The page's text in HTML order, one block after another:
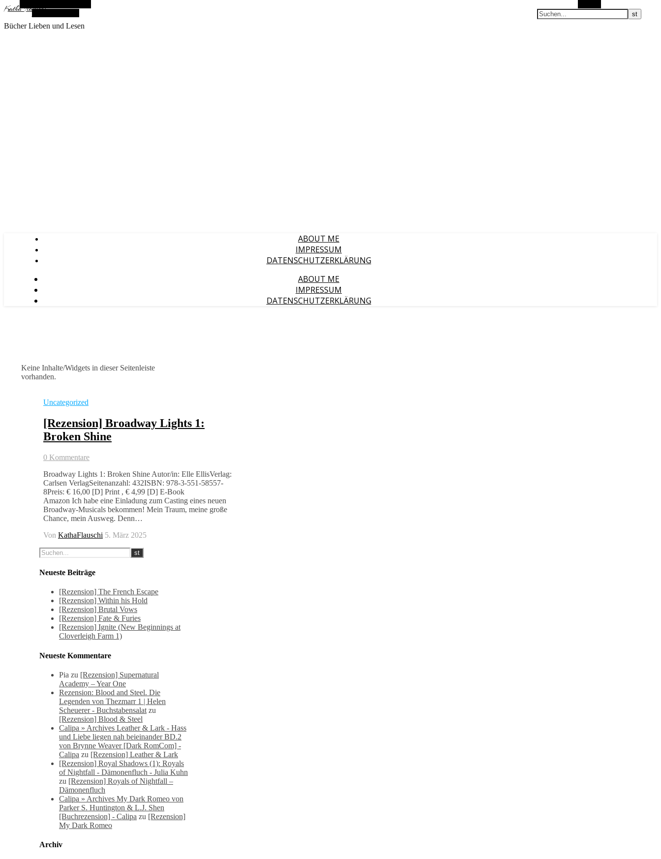
KathaFlauschi
Bücher Lieben und Lesen
Zufallsauswahl
ABOUT ME
IMPRESSUM
DATENSCHUTZERKLÄRUNG
ABOUT ME
IMPRESSUM
DATENSCHUTZERKLÄRUNG
Keine Inhalte/Widgets in dieser Seitenleiste
vorhanden.
Uncategorized
[Rezension] Broadway Lights 1:
Broken Shine
0 Kommentare
Broadway Lights 1: Broken Shine Autor/in: Elle EllisVerlag:
Carlsen VerlagSeitenanzahl: 432ISBN: 978-3-551-58557-
8Preis: € 16,00 [D] Print , € 4,99 [D] E-Book
Amazon Ich habe eine Einladung zum Casting eines neuen
Broadway-Musicals bekommen! Mein Traum, meine große
Chance, mein Ausweg. Denn…
Von KathaFlauschi 5. März 2025
Neueste Beiträge
[Rezension] The French Escape
[Rezension] Within his Hold
[Rezension] Brutal Vows
[Rezension] Fate & Furies
[Rezension] Ignite (New Beginnings at
Cloverleigh Farm 1)
Neueste Kommentare
Pia zu [Rezension] Supernatural
Academy – Year One
Rezension: Blood and Steel. Die
Legenden von Thezmarr 1 | Helen
Scheuerer - Buchstabensalat zu
[Rezension] Blood & Steel
Calipa » Archives Leather & Lark - Hass
und Liebe liegen nah beieinander BD.2
von Brynne Weaver [Dark RomCom] -
Calipa zu [Rezension] Leather & Lark
[Rezension] Royal Shadows (1): Royals
of Nightfall - Dämonenfluch - Julia Kuhn
zu [Rezension] Royals of Nightfall –
Dämonenfluch
Calipa » Archives My Dark Romeo von
Parker S. Huntington & L.J. Shen
[Buchrezension] - Calipa zu [Rezension]
My Dark Romeo
Archiv